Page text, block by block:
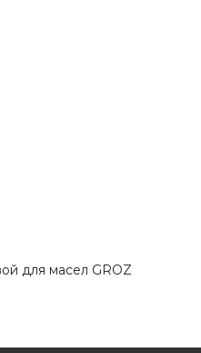
для масел GROZ